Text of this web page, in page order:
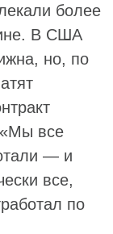
более
В США
но, по
все
— и
все,
по